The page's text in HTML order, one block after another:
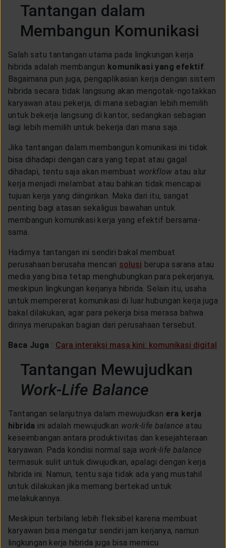
Tantangan dalam
Membangun Komunikasi
Salah satu tantangan utama pada lingkungan kerja
hibrida adalah membangun komunikasi yang efektif
Bagaimana pun juga, pengaplikasian kerja dengan sistem
hibrida secara tidak langsung akan mengotak-ngotakkan
karyawan atau pekerja, di mana sebagian lebih memilih
untuk bekerja langsung di kantor, sedangkan sebagian
lagi lebih memilih untuk bekerja dari mana saja.
Jika tantangan dalam membangun komunikasi ini tidak
bisa dihadapi dengan cara yang tepat atau gagal
dihadapi, tentu saja akan membuat workflow atau alur
kerja menjadi melambat atau bahkan tidak mencapai
tujuan kerja yang diinginkan. Maka dari itu, sangat
penting bagi atasan sekaligus bawahan untuk
membangun komunikasi kerja yang efektif bersama-
sama.
Hadirnya tantangan ini sendiri bakal membuat
perusahaan berusaha mencari solusi berupa sarana atau
media yang bisa tetap menghubungkan para pekerjanya,
meskipun lingkungan kerjanya hibrida. Selain itu, usaha
untuk mempererat komunikasi di luar hubungan kerja juga
bakal dilakukan, agar para pekerja bisa merasa bahwa
dirinya merupakan bagian dari perusahaan tersebut.
Baca Juga : Cara interaksi masa kini: komunikasi digital
Tantangan Mewujudkan
Work-Life Balance
Tantangan selanjutnya dalam mewujudkan era kerja
hibrida ini adalah mewujudkan work-life balance atau
keseimbangan antara produktivitas dan kesejahteraan
karyawan. Pada kondisi normal saja work-life balance
termasuk sulit untuk diwujudkan, apalagi dengan kerja
hibrida ini. Namun, tentu saja tidak ada yang mustahil
untuk dilakukan jika memang bertekad untuk
melakukannya.
Meskipun terbilang lebih fleksibel karena membuat
karyawan bisa mengatur sendiri jam kerjanya, namun
lingkungan kerja hibrida juga bisa memicu
ACARA
KEAGENAN